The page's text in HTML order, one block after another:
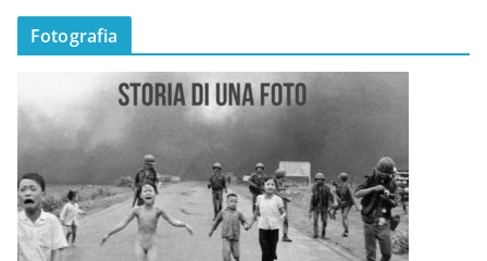
Fotografia